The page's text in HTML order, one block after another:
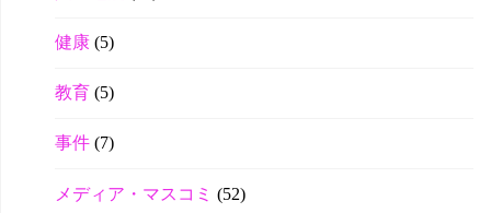
健康(5)
教育(5)
事件(7)
メディア・マスコミ (52)